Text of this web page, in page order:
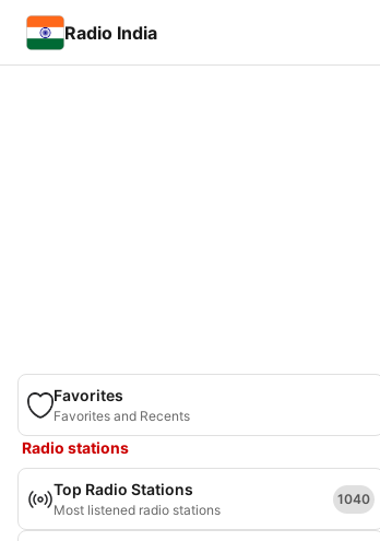
Radio India
Favorites
Favorites and Recents
Radio stations
Top Radio Stations
Most listened radio stations
1040